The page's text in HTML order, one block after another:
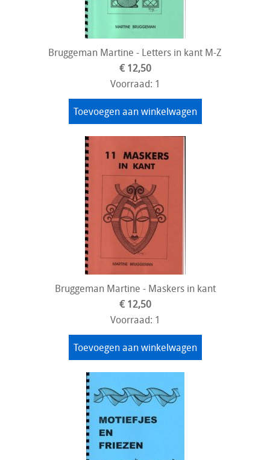
Bruggeman Martine - Letters in kant M-Z
€ 12,50
Voorraad: 1
Toevoegen aan winkelwagen
Bruggeman Martine - Maskers in kant
€ 12,50
Voorraad: 1
Toevoegen aan winkelwagen